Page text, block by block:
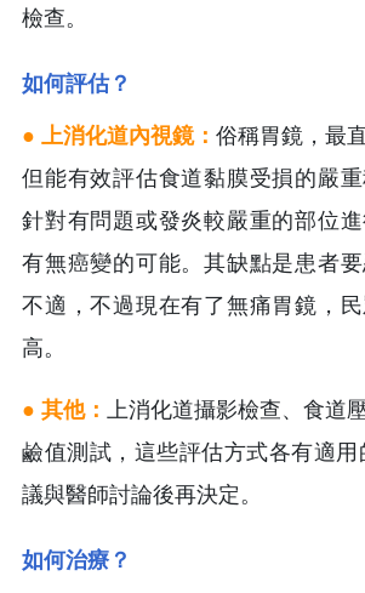
檢查。
如何評估？
● 上消化道內視鏡： 俗稱胃鏡，最
但能有效評估食道黏膜受損的嚴
針對有問題或發炎較嚴重的部位
有無癌變的可能。其缺點是患者
不適，不過現在有了無痛胃鏡，
高。
● 其他： 上消化道攝影檢查、食道
鹼值測試，這些評估方式各有適
議與醫師討論後再決定。
如何治療？